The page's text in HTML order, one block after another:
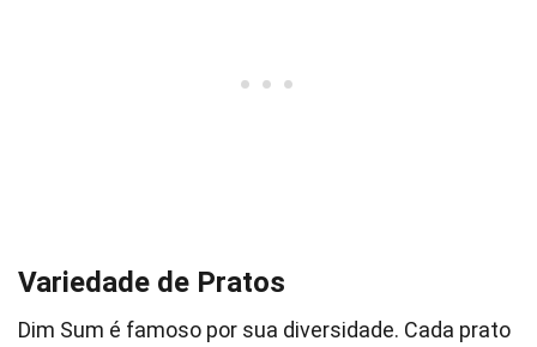
Variedade de Pratos
Dim Sum é famoso por sua diversidade. Cada prato